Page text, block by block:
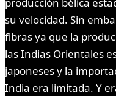
producción bélica
su velocidad. Sin
fibras ya que la
las Indias Orientales
japoneses y la
India era limitada. Y